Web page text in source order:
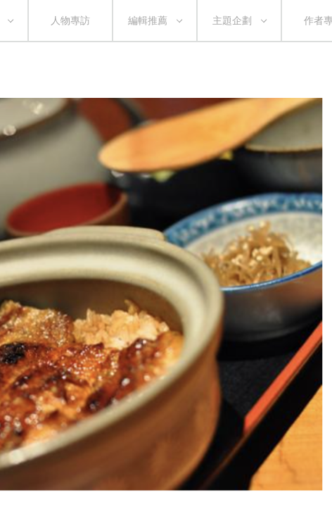
人物專訪 編輯推薦 主題企劃 作者